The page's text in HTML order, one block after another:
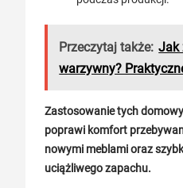
Przeczytaj także: Jak
warzywny?
Zastosowanie tych
poprawi komfort
nowymi meblami oraz
uciążliwego zapachu.